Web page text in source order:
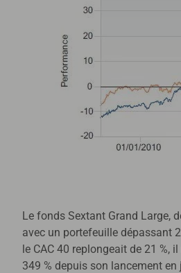
Le fonds Sextant Grand Large,
avec un portefeuille dépassant
le CAC 40 replongeait de 21 %,
349 % depuis son lancement